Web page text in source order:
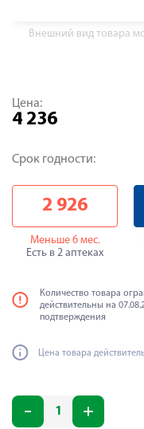
Внешний вид товара
Цена:
4 236
Срок годности:
2 926
Меньше 6 мес.
Есть в 2 аптеках
Количество товара
действительны на
подтверждения
Цена товара